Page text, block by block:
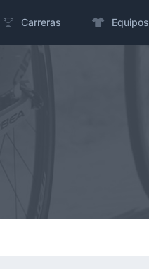
Carreras Equipos